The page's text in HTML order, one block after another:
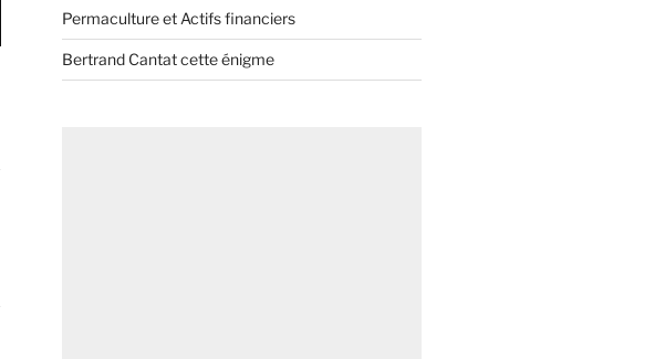
Permaculture et Actifs financiers
Bertrand Cantat cette énigme